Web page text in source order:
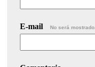
E-mail No será mostrado.